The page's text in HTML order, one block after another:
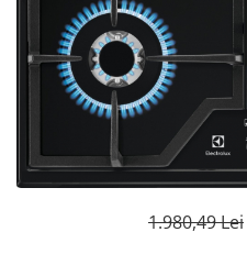
Masute pentru Pat
Perne Ortopedice
Paturi Medicale
Centuri Ajutatoare Locomotie
Perne de Reabilitare
Hard Disk-uri
Imprimante
Mașini de găurit și înșurubat
Mixere, tocatoare & roboti de
bucatarie
1.980,49 Lei